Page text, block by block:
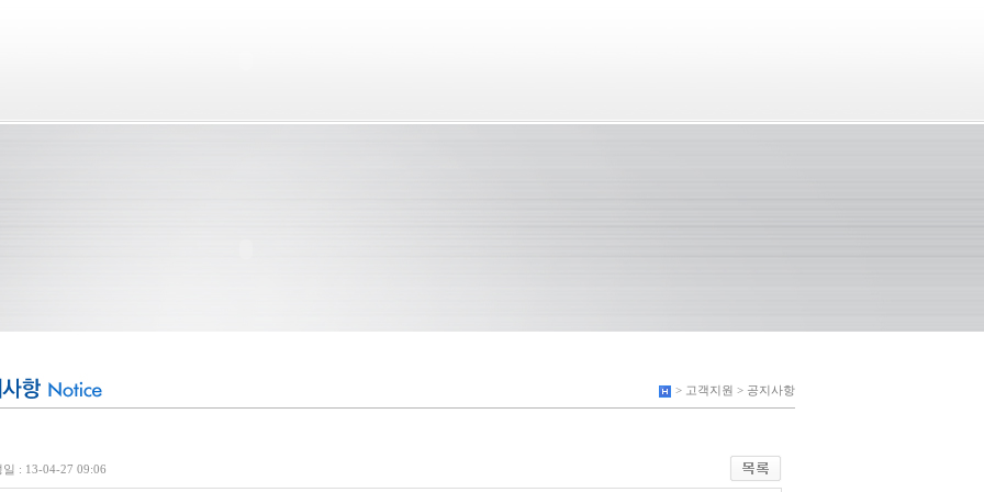
> 고객지원 > 공지사항
일 : 13-04-27 09:06